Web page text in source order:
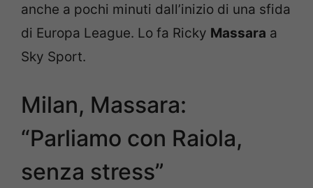
anche a pochi minuti dall’inizio di una sfida
di Europa League. Lo fa Ricky Massara a
Sky Sport.
Milan, Massara:
“Parliamo con Raiola,
senza stress”